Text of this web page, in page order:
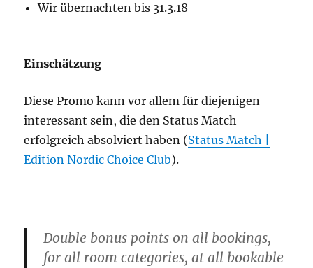
Wir übernachten bis 31.3.18
Einschätzung
Diese Promo kann vor allem für diejenigen
interessant sein, die den Status Match
erfolgreich absolviert haben (Status Match |
Edition Nordic Choice Club).
Double bonus points on all bookings,
for all room categories, at all bookable